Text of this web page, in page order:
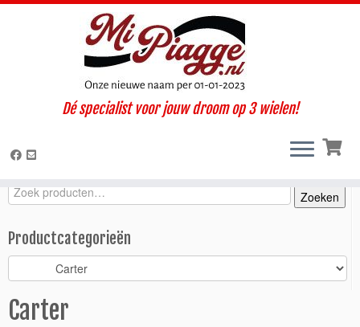
Dé specialist voor jouw droom op 3 wielen!
Onderdelen / accessoires » Ape Calessino » Calessino 200
Zoeken
Zoeken
naar:
Zoeken
Productcategorieën
Carter